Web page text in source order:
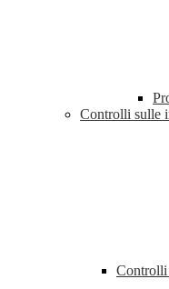
Controlli sulle
Controlli